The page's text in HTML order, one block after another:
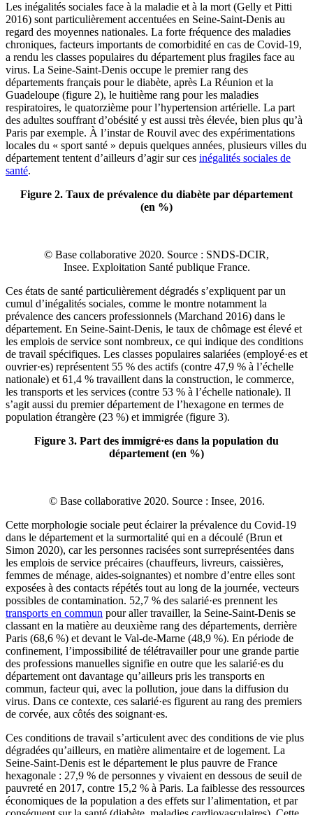
Les inégalités sociales face à la maladie et à la mort (Gelly et Pitti
2016) sont particulièrement accentuées en Seine-Saint-Denis au
regard des moyennes nationales. La forte fréquence des maladies
chroniques, facteurs importants de comorbidité en cas de Covid-19,
a rendu les classes populaires du département plus fragiles face au
virus. La Seine-Saint-Denis occupe le premier rang des
départements français pour le diabète, après La Réunion et la
Guadeloupe (figure 2), le huitième rang pour les maladies
respiratoires, le quatorzième pour l’hypertension artérielle. La part
des adultes souffrant d’obésité y est aussi très élevée, bien plus qu’à
Paris par exemple. À l’instar de Rouvil avec des expérimentations
locales du « sport santé » depuis quelques années, plusieurs villes du
département tentent d’ailleurs d’agir sur ces inégalités sociales de
santé.
Figure 2. Taux de prévalence du diabète par département
(en %)
© Base collaborative 2020. Source : SNDS-DCIR,
Insee. Exploitation Santé publique France.
Ces états de santé particulièrement dégradés s’expliquent par un
cumul d’inégalités sociales, comme le montre notamment la
prévalence des cancers professionnels (Marchand 2016) dans le
département. En Seine-Saint-Denis, le taux de chômage est élevé et
les emplois de service sont nombreux, ce qui indique des conditions
de travail spécifiques. Les classes populaires salariées (employé·es et
ouvrier·es) représentent 55 % des actifs (contre 47,9 % à l’échelle
nationale) et 61,4 % travaillent dans la construction, le commerce,
les transports et les services (contre 53 % à l’échelle nationale). Il
s’agit aussi du premier département de l’hexagone en termes de
population étrangère (23 %) et immigrée (figure 3).
Figure 3. Part des immigré·es dans la population du
département (en %)
© Base collaborative 2020. Source : Insee, 2016.
Cette morphologie sociale peut éclairer la prévalence du Covid-19
dans le département et la surmortalité qui en a découlé (Brun et
Simon 2020), car les personnes racisées sont surreprésentées dans
les emplois de service précaires (chauffeurs, livreurs, caissières,
femmes de ménage, aides-soignantes) et nombre d’entre elles sont
exposées à des contacts répétés tout au long de la journée, vecteurs
possibles de contamination. 52,7 % des salarié·es prennent les
transports en commun pour aller travailler, la Seine-Saint-Denis se
classant en la matière au deuxième rang des départements, derrière
Paris (68,6 %) et devant le Val-de-Marne (48,9 %). En période de
confinement, l’impossibilité de télétravailler pour une grande partie
des professions manuelles signifie en outre que les salarié·es du
département ont davantage qu’ailleurs pris les transports en
commun, facteur qui, avec la pollution, joue dans la diffusion du
virus. Dans ce contexte, ces salarié·es figurent au rang des premiers
de corvée, aux côtés des soignant·es.
Ces conditions de travail s’articulent avec des conditions de vie plus
dégradées qu’ailleurs, en matière alimentaire et de logement. La
Seine-Saint-Denis est le département le plus pauvre de France
hexagonale : 27,9 % de personnes y vivaient en dessous de seuil de
pauvreté en 2017, contre 15,2 % à Paris. La faiblesse des ressources
économiques de la population a des effets sur l’alimentation, et par